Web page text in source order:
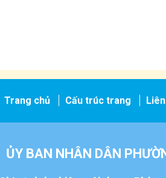
Trang chủ Cấu trúc trang
ỦY BAN NHÂN DÂN